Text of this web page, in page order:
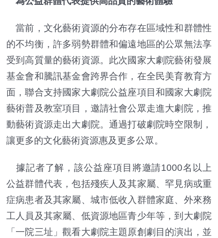
當前，文化藝術資源的分布存在區域性和群體性
的不均衡，許多弱勢群體和偏遠地區的公眾無法享
受到高質量的藝術資源。此次國家大劇院藝術發展
基金會和騰訊基金會跨界合作，在全民美育教育方
面，聯合支持國家大劇院公益座項目和國家大劇院
藝術普及教室項目，邀請社會公眾走進大劇院，推
動藝術資源走出大劇院。通過打破劇院時空限制，
讓更多的文化藝術資源惠及更多公眾。
據記者了解，該公益座項目將邀請1000名以上
公益群體代表，包括殘疾人及其家屬、罕見病或重
症病患者及其家屬、城市低收入群體家庭、外來務
工人員及其家屬、低資源地區青少年等，到大劇院
「一院三址」觀看大劇院主題原創劇目的演出，並